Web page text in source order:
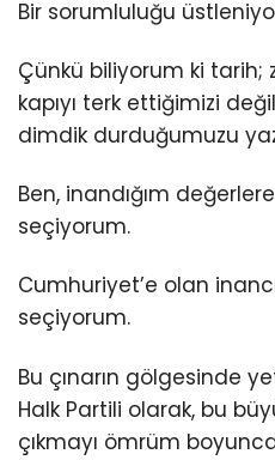
Bir sorumluluğu
Çünkü biliyorum ki
kapıyı terk ettiğimizi
dimdik durduğumuzu
Ben, inandığım
seçiyorum.
Cumhuriyet’e olan
seçiyorum.
Bu çınarın gölgesinde
Halk Partili olarak, bu
çıkmayı ömrüm